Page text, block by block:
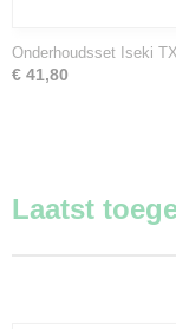
Onderhoudsset Iseki
€ 41,80
Laatst